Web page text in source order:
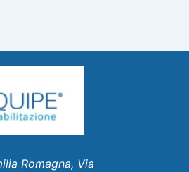
Romagna, Via